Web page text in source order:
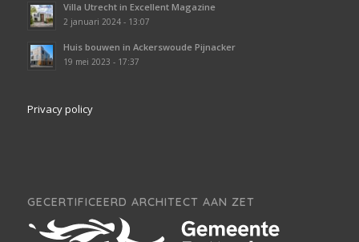
Villa Utrecht in Excellent Magazine
2 januari 2024 - 13:07
Huis bouwen in Ackerswoude Pijnacker
19 mei 2023 - 17:37
Privacy policy
GECERTIFICEERD ARCHITECT AAN ZET